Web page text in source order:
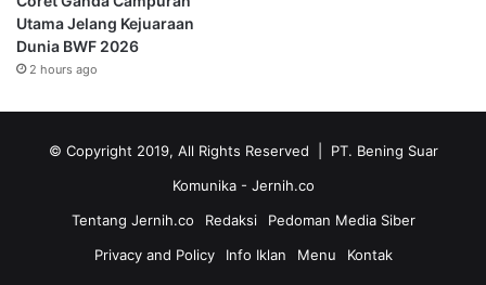
Utama Jelang Kejuaraan
Dunia BWF 2026
2 hours ago
© Copyright 2019, All Rights Reserved | PT. Bening Suar
Komunika - Jernih.co
Tentang Jernih.co
Redaksi
Pedoman Media Siber
Privacy and Policy
Info Iklan Menu Kontak